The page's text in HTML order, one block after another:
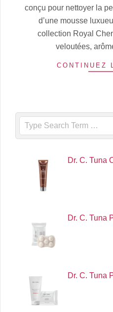
conçu pour nettoyer la
d’une mousse
collection Royal
veloutées,
CONTINUEZ
Search
Dr. C. Tuna
Dr. C. Tuna
Dr. C. Tuna